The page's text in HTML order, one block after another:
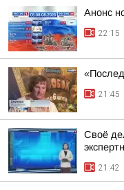
Анонс
22:15
21:45
Своё
21:42